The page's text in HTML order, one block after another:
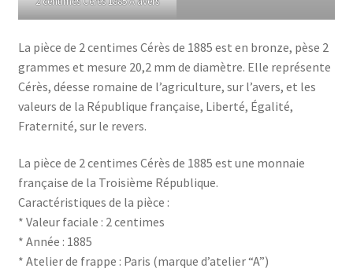
La pièce de 2 centimes Cérès de 1885 est en bronze, pèse 2
grammes et mesure 20,2 mm de diamètre. Elle représente
Cérès, déesse romaine de l’agriculture, sur l’avers, et les
valeurs de la République française, Liberté, Égalité,
Fraternité, sur le revers.
La pièce de 2 centimes Cérès de 1885 est une monnaie
française de la Troisième République.
Caractéristiques de la pièce :
* Valeur faciale : 2 centimes
* Année : 1885
* Atelier de frappe : Paris (marque d’atelier “A”)